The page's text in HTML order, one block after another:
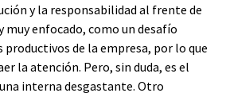
y la responsabilidad al frente de
muy enfocado, como un desafío
de la empresa, por lo que
la atención. Pero, sin duda, es el
interna desgastante. Otro